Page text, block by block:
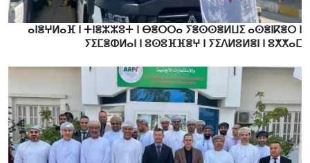
ⴰⵏⴻⵖⵍⴰⴼ ⵏ ⵜⵏⴻⵣⵣⵓⵜ ⵏ ⴱⴻⵔⵔⴰ ⵢⴻⵙⵙⴻⵍⵡⵉ ⴰⵙⴻⵏⴽⴻⵔ ⵏ
ⵢⵉⵎⴻⵀⵍⴰⵏ ⵏ ⵓⵙⵓⴼⴼⴻⵖ ⵏ ⵢⵉⴷⵍⵓⵍⴻⵏ ⵏ ⵓⵅⵅⴰⵎ